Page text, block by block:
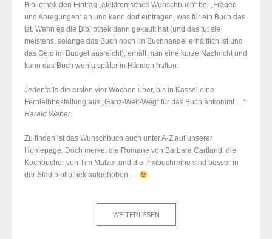
Bibliothek den Eintrag „elektronisches Wunschbuch“ bei „Fragen
und Anregungen“ an und kann dort eintragen, was für ein Buch das
ist. Wenn es die Bibliothek dann gekauft hat (und das tut sie
meistens, solange das Buch noch im Buchhandel erhältlich ist und
das Geld im Budget ausreicht), erhält man eine kurze Nachricht und
kann das Buch wenig später in Händen halten.
Jedenfalls die ersten vier Wochen über, bis in Kassel eine
Fernleihbestellung aus „Ganz-Weit-Weg“ für das Buch ankommt …“
Harald Weber
Zu finden ist das Wunschbuch auch unter A-Z auf unserer
Homepage. Doch merke: die Romane von Barbara Cartland, die
Kochbücher von Tim Mälzer und die Pixibuchreihe sind besser in
der Stadtbibliothek aufgehoben …
WEITERLESEN